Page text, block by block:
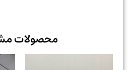
محصولات مشابه